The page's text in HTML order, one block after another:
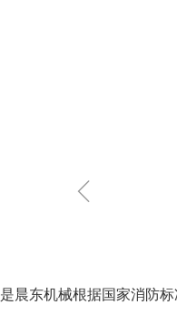
是晨东机械根据国家消防
ꁆ